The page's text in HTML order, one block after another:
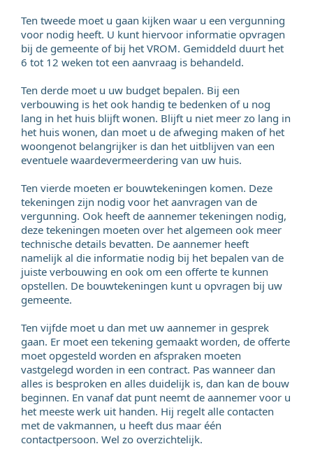
Ten tweede moet u gaan kijken waar u een vergunning
voor nodig heeft. U kunt hiervoor informatie opvragen
bij de gemeente of bij het VROM. Gemiddeld duurt het
6 tot 12 weken tot een aanvraag is behandeld.
Ten derde moet u uw budget bepalen. Bij een
verbouwing is het ook handig te bedenken of u nog
lang in het huis blijft wonen. Blijft u niet meer zo lang in
het huis wonen, dan moet u de afweging maken of het
woongenot belangrijker is dan het uitblijven van een
eventuele waardevermeerdering van uw huis.
Ten vierde moeten er bouwtekeningen komen. Deze
tekeningen zijn nodig voor het aanvragen van de
vergunning. Ook heeft de aannemer tekeningen nodig,
deze tekeningen moeten over het algemeen ook meer
technische details bevatten. De aannemer heeft
namelijk al die informatie nodig bij het bepalen van de
juiste verbouwing en ook om een offerte te kunnen
opstellen. De bouwtekeningen kunt u opvragen bij uw
gemeente.
Ten vijfde moet u dan met uw aannemer in gesprek
gaan. Er moet een tekening gemaakt worden, de offerte
moet opgesteld worden en afspraken moeten
vastgelegd worden in een contract. Pas wanneer dan
alles is besproken en alles duidelijk is, dan kan de bouw
beginnen. En vanaf dat punt neemt de aannemer voor u
het meeste werk uit handen. Hij regelt alle contacten
met de vakmannen, u heeft dus maar één
contactpersoon. Wel zo overzichtelijk.